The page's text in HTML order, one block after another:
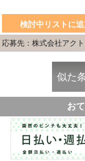
検討中リストに追
応募先：株式会社アク
似た
お